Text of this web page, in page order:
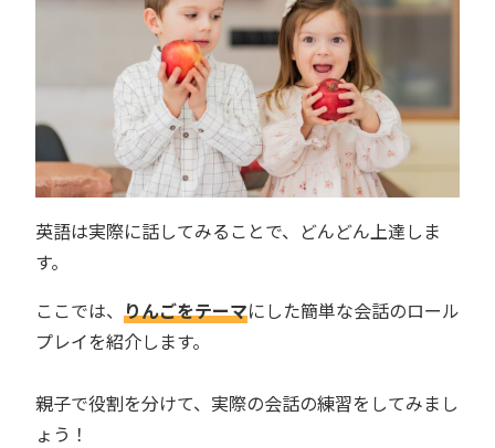
英語は実際に話してみることで、どんどん上達しま
す。
ここでは、 りんごをテーマにした簡単な会話のロール
プレイを紹介します。
親子で役割を分けて、実際の会話の練習をしてみまし
ょう！